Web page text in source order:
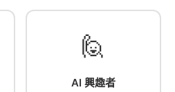
🙋
AI 興趣者